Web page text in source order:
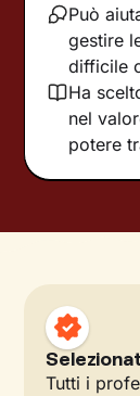
Può
gestire
difficile
Ha
nel
potere
Tutti i